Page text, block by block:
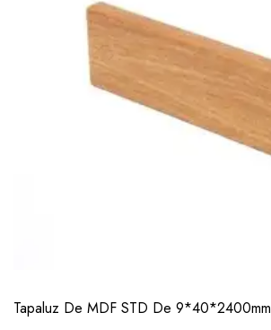
Tapaluz De MDF STD De 9*40*2400mm